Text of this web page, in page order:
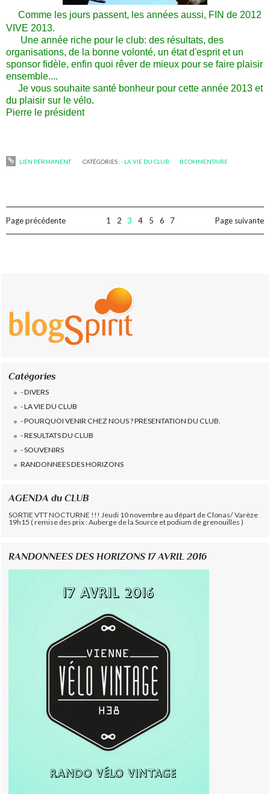
Catégories
- DIVERS
- LA VIE DU CLUB
- POURQUOI VENIR CHEZ NOUS ? PRESENTATION DU CLUB.
- RESULTATS DU CLUB
- SOUVENIRS
RANDONNEES DES HORIZONS
AGENDA du CLUB
SORTIE VTT NOCTURNE !!! Jeudi 10 novembre au départ de Clonas/ Varèze
19h15 ( remise des prix : Auberge de la Source et podium de grenouilles )
RANDONNEES DES HORIZONS 17 AVRIL 2016
Comme les jours passent, les années aussi, FIN de 2012
VIVE 2013.
Une année riche pour le club: des résultats, des
organisations, de la bonne volonté, un état d'esprit et un
sponsor fidèle, enfin quoi rêver de mieux pour se faire plaisir
ensemble....
Je vous souhaite santé bonheur pour cette année 2013 et
du plaisir sur le vélo.
Pierre le président
LIEN PERMANENT CATÉGORIES :- LA VIE DU CLUB 0COMMENTAIRE
Page précédente 1 2 3 4 5 6 7 Page suivante